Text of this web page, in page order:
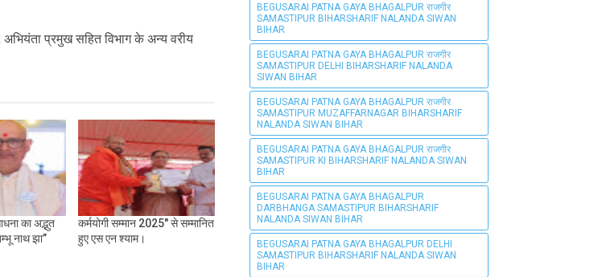
प्रमुख सहित विभाग के अन्य वरीय
का अद्भुत
नाथ झा”
कर्मयोगी सम्मान 2025" से सम्मानित
हुए एस एन श्याम।
BEGUSARAI PATNA GAYA BHAGALPUR राजगीर
SAMASTIPUR BIHARSHARIF NALANDA SIWAN
BIHAR
BEGUSARAI PATNA GAYA BHAGALPUR राजगीर
SAMASTIPUR DELHI BIHARSHARIF NALANDA
SIWAN BIHAR
BEGUSARAI PATNA GAYA BHAGALPUR राजगीर
SAMASTIPUR MUZAFFARNAGAR BIHARSHARIF
NALANDA SIWAN BIHAR
BEGUSARAI PATNA GAYA BHAGALPUR राजगीर
SAMASTIPUR KI BIHARSHARIF NALANDA SIWAN
BIHAR
BEGUSARAI PATNA GAYA BHAGALPUR
DARBHANGA SAMASTIPUR BIHARSHARIF
NALANDA SIWAN BIHAR
BEGUSARAI PATNA GAYA BHAGALPUR DELHI
SAMASTIPUR BIHARSHARIF NALANDA SIWAN
BIHAR